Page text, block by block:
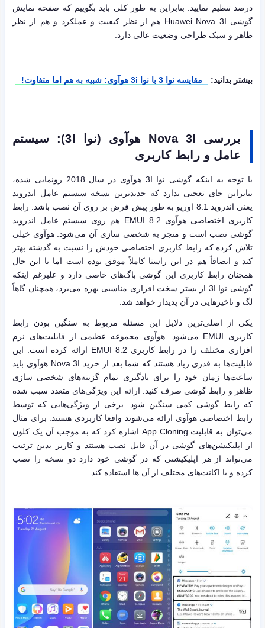
درصد تنظیم نمایید. بنابراین به طور کلی باید بگوییم که صفحه نمایش
گوشی Huawei Nova 3I هم از نظر کیفیت و عملکرد و هم از نظر
ظاهر و سبک طراحی وضعیت عالی دارد.
بیشتر بدانید: مقایسه نوا 3 با نوا 3i هوآوی: شبیه به هم اما متفاوت!
بررسی Nova 3I هوآوی (نوا 3I): سیستم
عامل و رابط کاربری
با توجه به اینکه گوشی نوا 3I هوآوی در سال 2018 رونمایی شده،
بنابراین جای تعجبی ندارد که جدیدترین نسخه سیستم عامل اندروید
یعنی اندروید 8.1 اوریو به طور پیش فرض بر روی آن نصب باشد. رابط
کاربری اختصاصی هوآوی EMUI 8.2 هم روی سیستم عامل اندروید
گوشی نصب است و منجر به شخصی سازی آن می‌شود. هوآوی خیلی
تلاش کرده که رابط کاربری اختصاصی خودش را نسبت به گذشته بهتر
کند و انصافاً هم در این راستا کاملاً موفق بوده است اما با این حال
همچنان رابط کاربری این گوشی باگ‌های خاصی دارد و علیرغم اینکه
گوشی نوا 3I از بستر سخت افزاری مناسبی بهره می‌برد، همچنان گاهاً
لگ و تاخیرهایی در آن پدیدار خواهد شد.
یکی از اصلی‌ترین دلایل این مسئله مربوط به سنگین بودن رابط
کاربری EMUI می‌شود. هوآوی مجموعه عظیمی از قابلیت‌های نرم
افزاری مختلف را در رابط کاربری EMUI 8.2 ارائه کرده است. این
قابلیت‌ها به قدری زیاد هستند که شما بعد از خرید Nova 3I هوآوی باید
ساعت‌ها زمان خود را برای یادگیری تمام گزینه‌های شخصی سازی
ظاهر و رابط گوشی صرف کنید. ارائه این ویژگی‌های متعدد سبب شده
که رابط گوشی کمی سنگین شود. برخی از ویژگی‌هایی که توسط
رابط اختصاصی هوآوی ارائه می‌شوند واقعا کاربردی هستند. برای مثال
می‌توان به قابلیت App Cloning اشاره کرد که به موجب آن یک کلون
از اپلیکیشن‌های گوشی در آن قابل نصب هستند و کاربر بدین ترتیب
می‌تواند از هر اپلیکیشنی که در گوشی خود دارد دو نسخه را نصب
کرده و با اکانت‌های مختلف از آن ها استفاده کند.